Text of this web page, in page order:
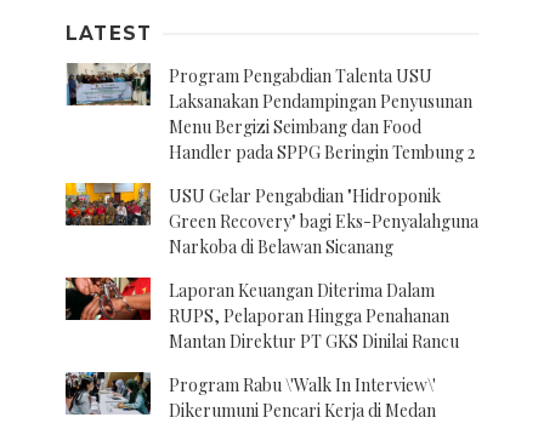
LATEST
Program Pengabdian Talenta USU
Laksanakan Pendampingan Penyusunan
Menu Bergizi Seimbang dan Food
Handler pada SPPG Beringin Tembung 2
USU Gelar Pengabdian "Hidroponik
Green Recovery" bagi Eks-Penyalahguna
Narkoba di Belawan Sicanang
Laporan Keuangan Diterima Dalam
RUPS, Pelaporan Hingga Penahanan
Mantan Direktur PT GKS Dinilai Rancu
Program Rabu \'Walk In Interview\'
Dikerumuni Pencari Kerja di Medan